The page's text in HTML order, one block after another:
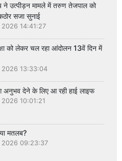
ने उत्पीड़न मामले में तरुण तेजपाल को
सजा सुनाई
14:41:27
को लेकर चल रहा आंदोलन 13वें दिन में
2026 13:33:04
अनुभव देने के लिए आ रही हाई लाइफ
10:01:21
मतलब?
2026 09:23:37